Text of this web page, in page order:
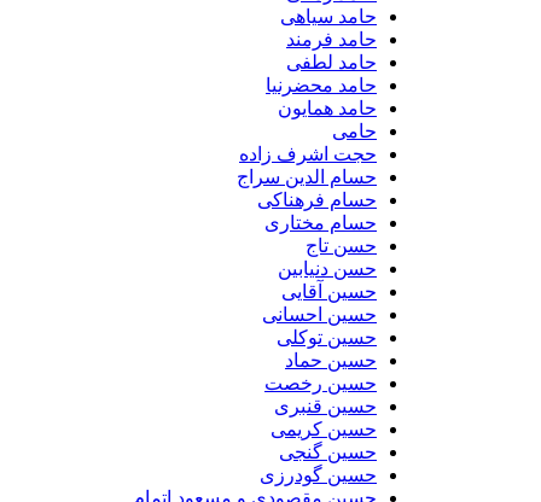
حامد سیاهی
حامد فرمند
حامد لطفی
حامد محضرنیا
حامد همایون
حجت اشرف زاده
حسام الدین سراج
حسام فرهناکی
حسام مختاری
حسن تاج
حسن دنیابین
حسین آقایی
حسین احسانی
حسین توکلی
حسین حماد
حسین رخصت
حسین قنبری
حسین کریمی
حسین گنجی
حسین گودرزی